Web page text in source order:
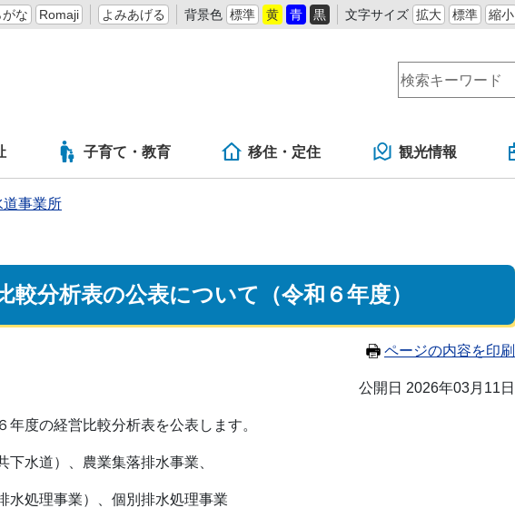
な Romaji よみあげる 背景色 標準 黄 青 黒 文字サイズ 拡大 標準 縮小
子育て・教育 移住・定住 観光情報
道事業所
較分析表の公表について（令和６年度）
ページの内容を印刷
公開日 2026年03月11日
度の経営比較分析表を公表します。
水道）、農業集落排水事業、
処理事業）、個別排水処理事業